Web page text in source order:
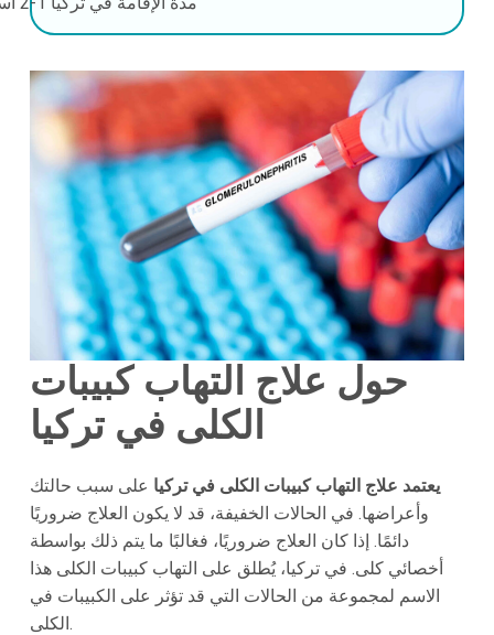
حول علاج التهاب كبيبات
الكلى في تركيا
يعتمد علاج التهاب كبيبات الكلى في تركيا على سبب حالتك
وأعراضها. في الحالات الخفيفة، قد لا يكون العلاج ضروريًا
دائمًا. إذا كان العلاج ضروريًا، فغالبًا ما يتم ذلك بواسطة
أخصائي كلى. في تركيا، يُطلق على التهاب كبيبات الكلى هذا
الاسم لمجموعة من الحالات التي قد تؤثر على الكبيبات في
الكلى.